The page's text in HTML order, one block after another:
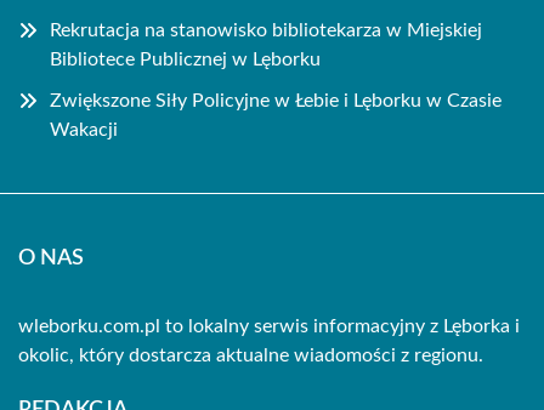
Rekrutacja na stanowisko bibliotekarza w Miejskiej
Bibliotece Publicznej w Lęborku
Zwiększone Siły Policyjne w Łebie i Lęborku w Czasie
Wakacji
O NAS
wleborku.com.pl to lokalny serwis informacyjny z Lęborka i
okolic, który dostarcza aktualne wiadomości z regionu.